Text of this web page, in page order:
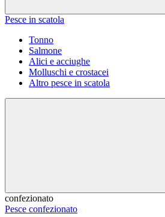
Pesce in scatola
Tonno
Salmone
Alici e acciughe
Molluschi e crostacei
Altro pesce in scatola
confezionato
Pesce confezionato